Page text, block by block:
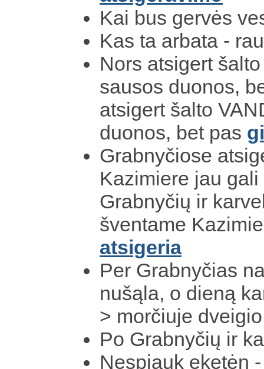
Kai bus gervės
Kas ta arbata -
Nors atsigert
sausos duonos,
atsigert šalto
duonos, bet pas
Grabnyčiose
Kazimiere jau
Grabnyčių ir
šventame
atsigeria
Per Grabnyčias
nušąla, o dieną
> morčiuje
Po Grabnyčių ir
Nespjauk eketėn